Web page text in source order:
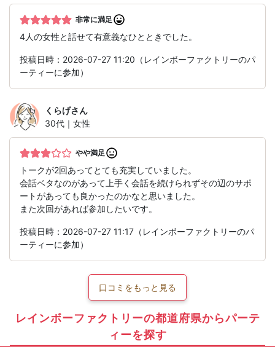
非常に満足
4人の女性と話せて有意義なひとときでした。
投稿日時：2026-07-27 11:20（レインボーファクトリーのパ
ーティーに参加）
くらげさん
30代｜女性
やや満足
トークが2回あってとても充実していました。
会話ベタなのがあって上手く会話を続けられずその辺のサポ
ートがあっても良かったのかなと思いました。
また次回があれば参加したいです。
投稿日時：2026-07-27 11:17（レインボーファクトリーのパ
ーティーに参加）
口コミをもっと見る
レインボーファクトリーの都道府県からパーテ
ィーを探す